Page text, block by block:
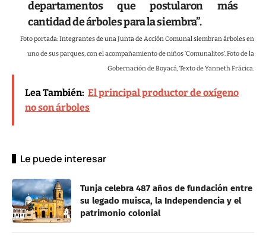
departamentos que postularon más
cantidad de árboles para la siembra”.
Foto portada: Integrantes de una Junta de Acción Comunal siembran árboles en
uno de sus parques, con el acompañamiento de niños ‘Comunalitos’. Foto de la
Gobernación de Boyacá, Texto de Yanneth Frácica.
Lea También: El principal productor de oxígeno
no son árboles
Le puede interesar
Tunja celebra 487 años de fundación entre
su legado muisca, la Independencia y el
patrimonio colonial